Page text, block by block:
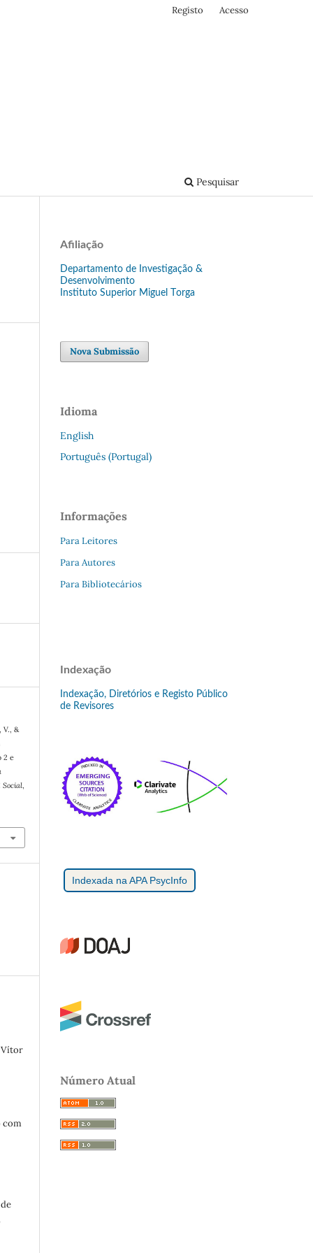
Pesquisar
Registo Acesso
V., &
2 e
Social,
Vítor
com
Afiliação
Departamento de Investigação &
Desenvolvimento
Instituto Superior Miguel Torga
Nova Submissão
Idioma
English
Português (Portugal)
Informações
Para Leitores
Para Autores
Para Bibliotecários
Indexação
Indexação, Diretórios e Registo Público
de Revisores
Indexada na APA PsycInfo
Número Atual